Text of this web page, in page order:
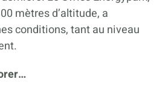
mètres d’altitude, a
conditions, tant au niveau